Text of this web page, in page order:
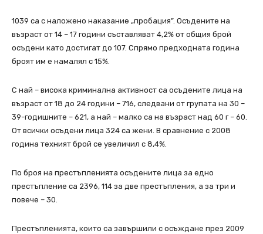
1039 са с наложено наказание „пробация”. Осъдените на
възраст от 14 – 17 години съставляват 4,2% от общия брой
осъдени като достигат до 107. Спрямо предходната година
броят им е намалял с 15%.
С най – висока криминална активност са осъдените лица на
възраст от 18 до 24 години – 716, следвани от групата на 30 –
39-годишните – 621, а най – малко са на възраст над 60 г – 60.
От всички осъдени лица 324 са жени. В сравнение с 2008
година техният брой се увеличил с 8,4%.
По броя на престъпленията осъдените лица за едно
престъпление са 2396, 114 за две престъпления, а за три и
повече – 30.
Престъпленията, които са завършили с осъждане през 2009